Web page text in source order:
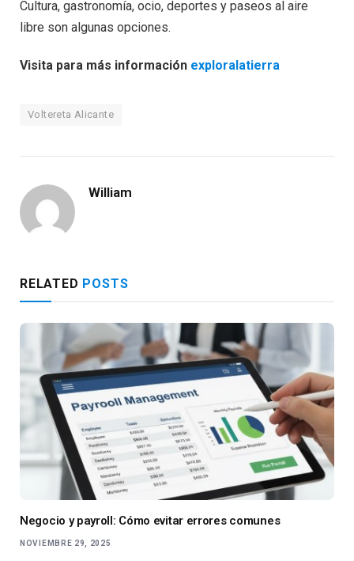
Cultura, gastronomía, ocio, deportes y paseos al aire
libre son algunas opciones.
Visita para más información exploralatierra
Voltereta Alicante
William
RELATED POSTS
Negocio y payroll: Cómo evitar errores comunes
NOVIEMBRE 29, 2025